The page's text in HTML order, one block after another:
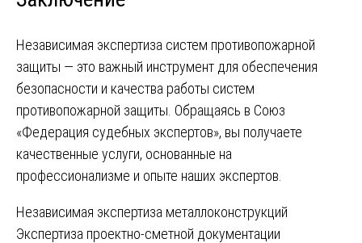
Независимая экспертиза систем противопожарной
защиты — это важный инструмент для обеспечения
безопасности и качества работы систем
противопожарной защиты. Обращаясь в Союз
«Федерация судебных экспертов», вы получаете
качественные услуги, основанные на
профессионализме и опыте наших экспертов.
Навигация
Независимая экспертиза металлоконструкций
Экспертиза проектно-сметной документации